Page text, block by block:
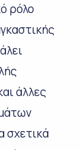
ρόλο
άλλες
σχετικά